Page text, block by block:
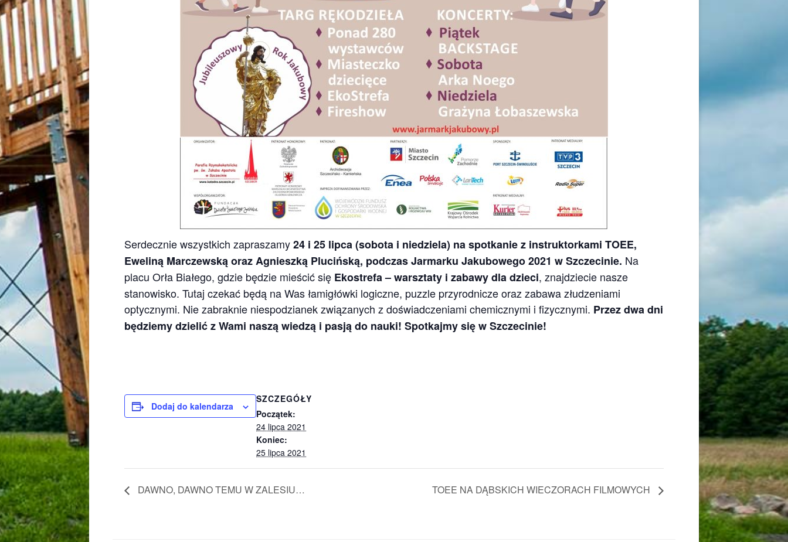
Serdecznie wszystkich zapraszamy24 i 25 lipca (sobota i niedziela) na spotkanie z instruktorkami TOEE,
Eweliną Marczewską oraz Agnieszką Plucińską, podczas Jarmarku Jakubowego 2021 w Szczecinie. Na
placu Orła Białego, gdzie będzie mieścić się Ekostrefa – warsztaty i zabawy dla dzieci, znajdziecie nasze
stanowisko. Tutaj czekać będą na Was łamigłówki logiczne, puzzle przyrodnicze oraz zabawa złudzeniami
optycznymi. Nie zabraknie niespodzianek związanych z doświadczeniami chemicznymi i fizycznymi. Przez dwa dni
będziemy dzielić z Wami naszą wiedzą i pasją do nauki! Spotkajmy się w Szczecinie!
Dodaj do kalendarza
SZCZEGÓŁY
Początek:
24 lipca 2021
Koniec:
25 lipca 2021
DAWNO, DAWNO TEMU W ZALESIU… TOEE NA DĄBSKICH WIECZORACH FILMOWYCH